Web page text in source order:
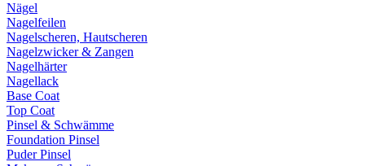
Nägel
Nagelfeilen
Nagelscheren, Hautscheren
Nagelzwicker & Zangen
Nagelhärter
Nagellack
Base Coat
Top Coat
Pinsel & Schwämme
Foundation Pinsel
Puder Pinsel